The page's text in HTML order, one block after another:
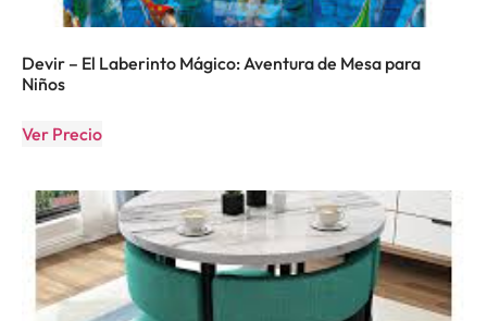
Devir – El Laberinto Mágico: Aventura de Mesa para
Niños
Ver Precio